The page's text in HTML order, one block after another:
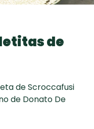
Chispas de
Chocolate
Red Velvet
de
de Scroccafusi
de Donato De